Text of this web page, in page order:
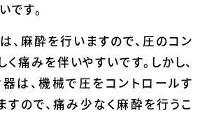
です。
、麻酔を行いますので、圧のコン
痛みを伴いやすいです。しかし、
は、機械で圧をコントロールす
すので、痛み少なく麻酔を行うこ